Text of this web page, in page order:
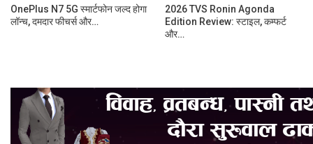
OnePlus N7 5G स्मार्टफोन जल्द होगा
लॉन्च, दमदार फीचर्स और…
2026 TVS Ronin Agonda
Edition Review: स्टाइल, कम्फर्ट
और…